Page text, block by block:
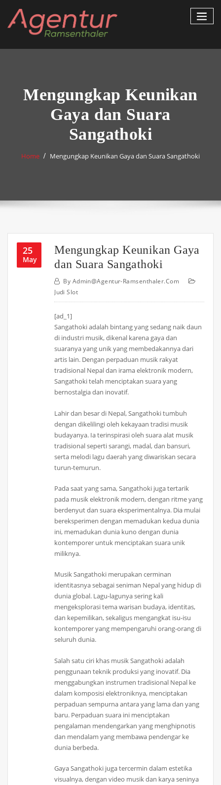
content
Mengungkap Keunikan
Gaya dan Suara
Sangathoki
Home Mengungkap Keunikan Gaya dan Suara Sangathoki
25
May
Mengungkap Keunikan Gaya
dan Suara Sangathoki
By Admin@agentur-Ramsenthaler.com
Judi Slot
[ad_1]
Sangathoki adalah bintang yang sedang naik daun
di industri musik, dikenal karena gaya dan
suaranya yang unik yang membedakannya dari
artis lain. Dengan perpaduan musik rakyat
tradisional Nepal dan irama elektronik modern,
Sangathoki telah menciptakan suara yang
bernostalgia dan inovatif.
Lahir dan besar di Nepal, Sangathoki tumbuh
dengan dikelilingi oleh kekayaan tradisi musik
budayanya. Ia terinspirasi oleh suara alat musik
tradisional seperti sarangi, madal, dan bansuri,
serta melodi lagu daerah yang diwariskan secara
turun-temurun.
Pada saat yang sama, Sangathoki juga tertarik
pada musik elektronik modern, dengan ritme yang
berdenyut dan suara eksperimentalnya. Dia mulai
bereksperimen dengan memadukan kedua dunia
ini, memadukan dunia kuno dengan dunia
kontemporer untuk menciptakan suara unik
miliknya.
Musik Sangathoki merupakan cerminan
identitasnya sebagai seniman Nepal yang hidup di
dunia global. Lagu-lagunya sering kali
mengeksplorasi tema warisan budaya, identitas,
dan kepemilikan, sekaligus mengangkat isu-isu
kontemporer yang mempengaruhi orang-orang di
seluruh dunia.
Salah satu ciri khas musik Sangathoki adalah
penggunaan teknik produksi yang inovatif. Dia
menggabungkan instrumen tradisional Nepal ke
dalam komposisi elektroniknya, menciptakan
perpaduan sempurna antara yang lama dan yang
baru. Perpaduan suara ini menciptakan
pengalaman mendengarkan yang menghipnotis
dan mendalam yang membawa pendengar ke
dunia berbeda.
Gaya Sangathoki juga tercermin dalam estetika
visualnya, dengan video musik dan karya seninya